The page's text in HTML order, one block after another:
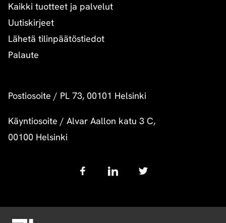
Kaikki tuotteet ja palvelut
Uutiskirjeet
Lähetä tilinpäätöstiedot
Palaute
Postiosoite / PL 73, 00101 Helsinki
Käyntiosoite / Alvar Aallon katu 3 C,
00100 Helsinki